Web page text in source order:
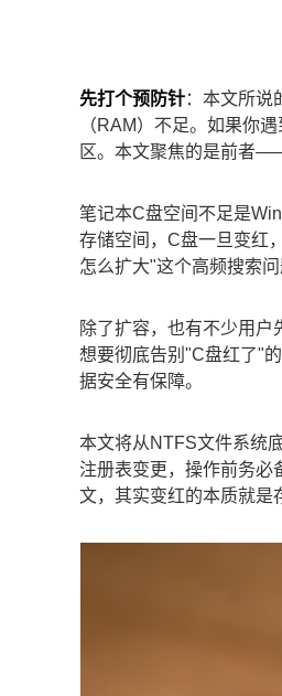
先打个预防针：本文所说
（RAM）不足。如果你
区。本文聚焦的是前者
笔记本C盘空间不足是
存储空间，C盘一旦变红
怎么扩大"这个高频搜索
除了扩容，也有不少用户
想要彻底告别"C盘红了"
据安全有保障。
本文将从NTFS文件系统
注册表变更，操作前务必
文，其实变红的本质就是